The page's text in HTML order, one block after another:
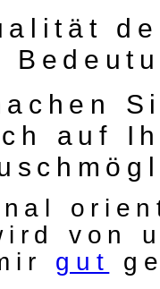
auf
von
gut